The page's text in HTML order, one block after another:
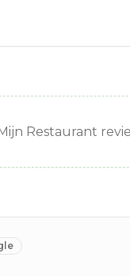
Restaurant